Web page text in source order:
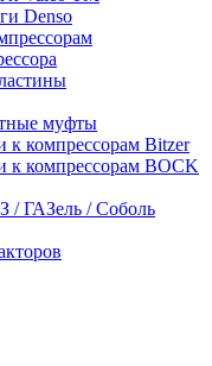
Denso
муфты
к компрессорам Bitzer
к компрессорам BOCK
/ ГАЗель / Соболь